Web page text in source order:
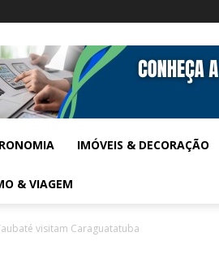
IMÓVEIS & DECORAÇÃO
& VIAGEM
visitam Caraguatatuba